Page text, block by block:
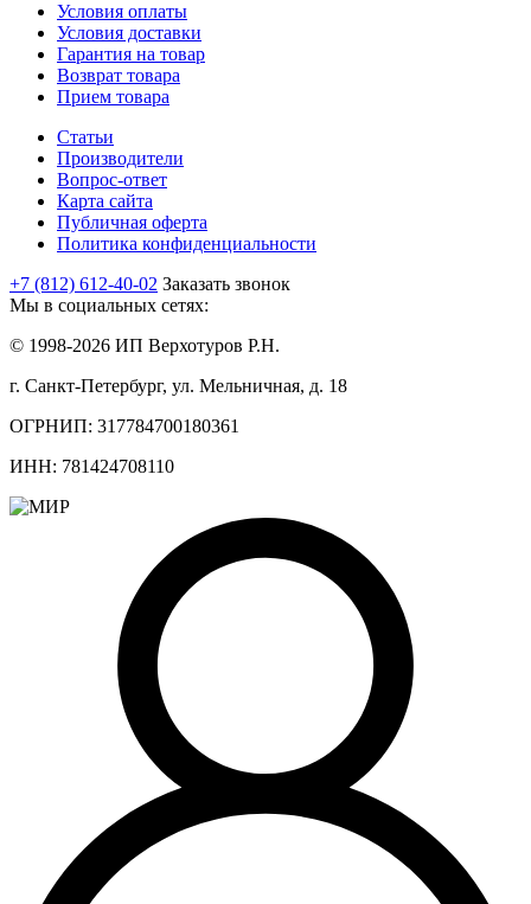
Условия оплаты
Условия доставки
Гарантия на товар
Возврат товара
Прием товара
Статьи
Производители
Вопрос-ответ
Карта сайта
Публичная оферта
Политика конфиденциальности
+7 (812) 612-40-02 Заказать звонок
Мы в социальных сетях:
© 1998-2026 ИП Верхотуров Р.Н.
г. Санкт-Петербург, ул. Мельничная, д. 18
ОГРНИП: 317784700180361
ИНН: 781424708110